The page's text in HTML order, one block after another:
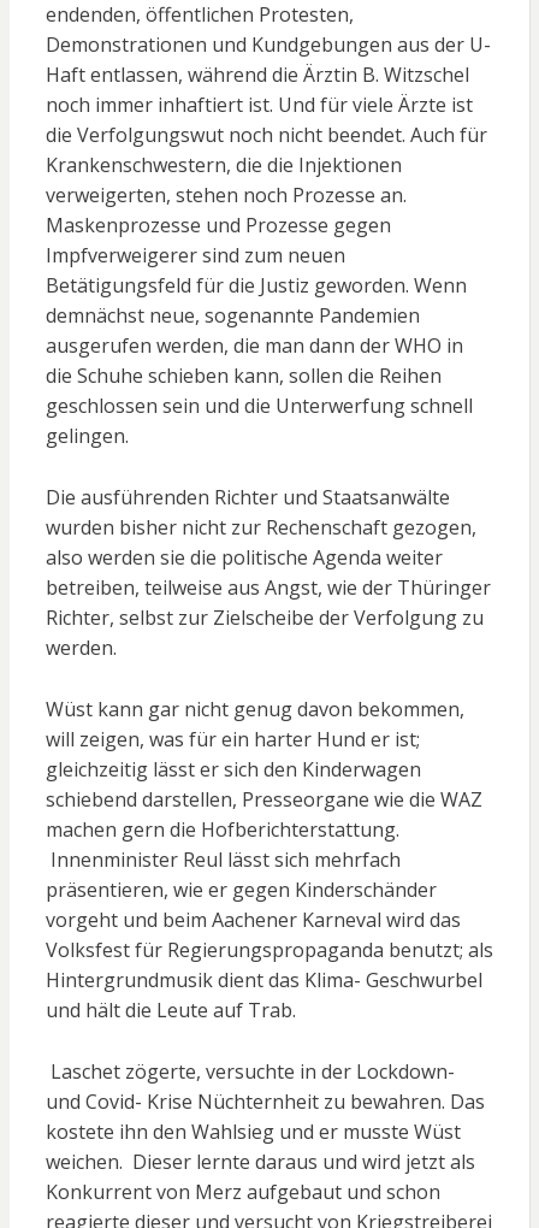
endenden, öffentlichen Protesten,
Demonstrationen und Kundgebungen aus der U-
Haft entlassen, während die Ärztin B. Witzschel
noch immer inhaftiert ist. Und für viele Ärzte ist
die Verfolgungswut noch nicht beendet. Auch für
Krankenschwestern, die die Injektionen
verweigerten, stehen noch Prozesse an.
Maskenprozesse und Prozesse gegen
Impfverweigerer sind zum neuen
Betätigungsfeld für die Justiz geworden. Wenn
demnächst neue, sogenannte Pandemien
ausgerufen werden, die man dann der WHO in
die Schuhe schieben kann, sollen die Reihen
geschlossen sein und die Unterwerfung schnell
gelingen.
Die ausführenden Richter und Staatsanwälte
wurden bisher nicht zur Rechenschaft gezogen,
also werden sie die politische Agenda weiter
betreiben, teilweise aus Angst, wie der Thüringer
Richter, selbst zur Zielscheibe der Verfolgung zu
werden.
Wüst kann gar nicht genug davon bekommen,
will zeigen, was für ein harter Hund er ist;
gleichzeitig lässt er sich den Kinderwagen
schiebend darstellen, Presseorgane wie die WAZ
machen gern die Hofberichterstattung.
Innenminister Reul lässt sich mehrfach
präsentieren, wie er gegen Kinderschänder
vorgeht und beim Aachener Karneval wird das
Volksfest für Regierungspropaganda benutzt; als
Hintergrundmusik dient das Klima- Geschwurbel
und hält die Leute auf Trab.
Laschet zögerte, versuchte in der Lockdown-
und Covid- Krise Nüchternheit zu bewahren. Das
kostete ihn den Wahlsieg und er musste Wüst
weichen. Dieser lernte daraus und wird jetzt als
Konkurrent von Merz aufgebaut und schon
reagierte dieser und versucht von Kriegstreiberei